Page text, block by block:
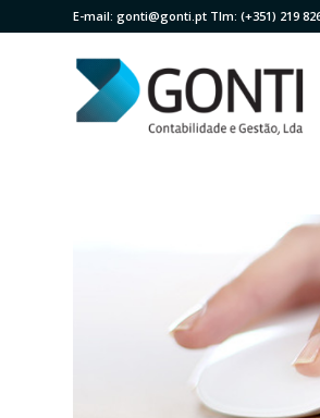
E-mail: gonti@gonti.pt Tlm: (+351) 219